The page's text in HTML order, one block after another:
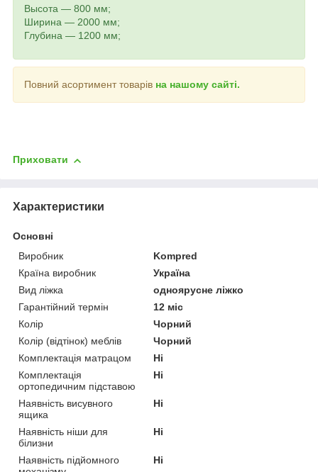
Высота — 800 мм;
Ширина — 2000 мм;
Глубина — 1200 мм;
Повний асортимент товарів на нашому сайті.
Приховати
Характеристики
Основні
Виробник
Kompred
Країна виробник
Україна
Вид ліжка
одноярусне ліжко
Гарантійний термін
12 міс
Колір
Чорний
Колір (відтінок) меблів
Чорний
Комплектація матрацом
Ні
Комплектація
ортопедичним підставою
Ні
Наявність висувного
ящика
Ні
Наявність ніши для
білизни
Ні
Наявність підйомного
Ні